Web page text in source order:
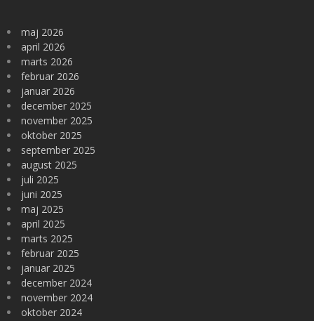
maj 2026
april 2026
marts 2026
februar 2026
januar 2026
december 2025
november 2025
oktober 2025
september 2025
august 2025
juli 2025
juni 2025
maj 2025
april 2025
marts 2025
februar 2025
januar 2025
december 2024
november 2024
oktober 2024